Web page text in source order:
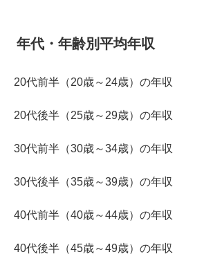
年代・年齢別平均年収
20代前半（20歳～24歳）の年収
20代後半（25歳～29歳）の年収
30代前半（30歳～34歳）の年収
30代後半（35歳～39歳）の年収
40代前半（40歳～44歳）の年収
40代後半（45歳～49歳）の年収